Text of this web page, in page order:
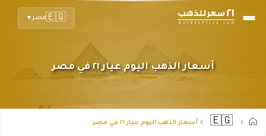
🇪🇬مصر▼
أسعار الذهب اليوم عيار ٢١ في مصر
🇪🇬 أسعار الذهب اليوم عيار ٢١ في مصر